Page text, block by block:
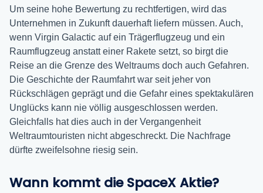
Um seine hohe Bewertung zu rechtfertigen, wird das
Unternehmen in Zukunft dauerhaft liefern müssen. Auch,
wenn Virgin Galactic auf ein Trägerflugzeug und ein
Raumflugzeug anstatt einer Rakete setzt, so birgt die
Reise an die Grenze des Weltraums doch auch Gefahren.
Die Geschichte der Raumfahrt war seit jeher von
Rückschlägen geprägt und die Gefahr eines spektakulären
Unglücks kann nie völlig ausgeschlossen werden.
Gleichfalls hat dies auch in der Vergangenheit
Weltraumtouristen nicht abgeschreckt. Die Nachfrage
dürfte zweifelsohne riesig sein.
Wann kommt die SpaceX Aktie?